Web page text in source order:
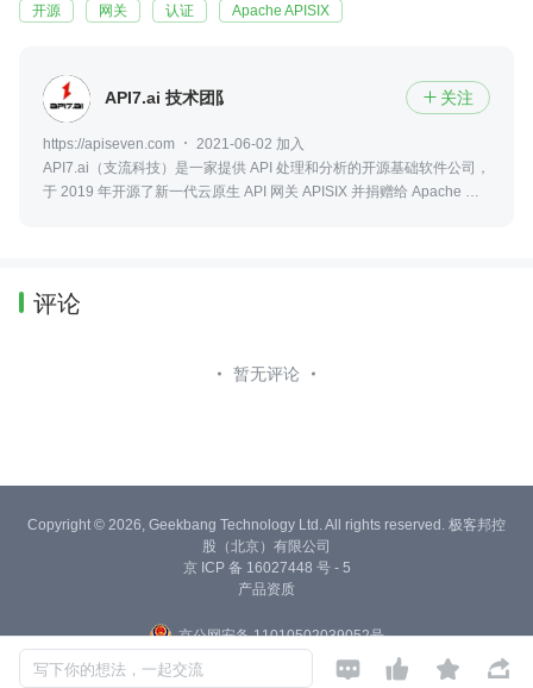
开源 网关 认证 Apache APISIX
API7.ai 技术团队  关注
https://apiseven.com
2021-06-02 加入
API7.ai（支流科技）是一家提供 API 处理和分析的开源基础软件公司，
于 2019 年开源了新一代云原生 API 网关 APISIX 并捐赠给 Apache 软件
评论
暂无评论
写下你的想法，一起交流    
Copyright © 2026, Geekbang Technology Ltd. All rights reserved. 极客邦控
股（北京）有限公司
京 ICP 备 16027448 号 - 5
产品资质
京公网安备 11010502039052号